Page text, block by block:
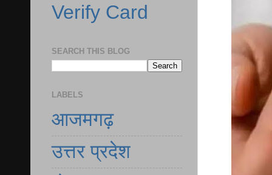
Verify Card
SEARCH THIS BLOG
LABELS
आजमगढ़
उत्तर प्रदेश